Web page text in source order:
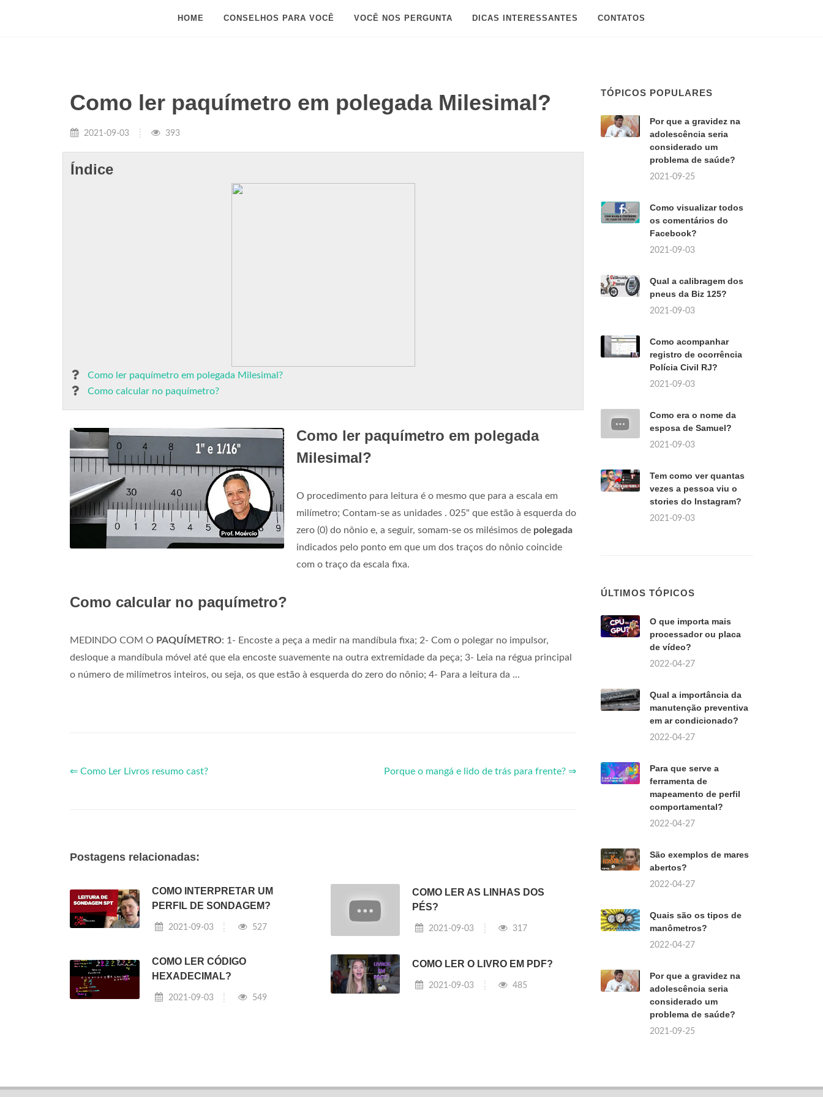
HOME CONSELHOS PARA VOCÊ VOCÊ NOS PERGUNTA DICAS INTERESSANTES CONTATOS
Como ler paquímetro em polegada Milesimal?
2021-09-03 393
Índice
Como ler paquímetro em polegada Milesimal?
Como calcular no paquímetro?
Como ler paquímetro em polegada
Milesimal?
O procedimento para leitura é o mesmo que para a escala em
milímetro; Contam-se as unidades . 025" que estão à esquerda do
zero (0) do nônio e, a seguir, somam-se os milésimos de polegada
indicados pelo ponto em que um dos traços do nônio coincide
com o traço da escala fixa.
Como calcular no paquímetro?
MEDINDO COM O PAQUÍMETRO: 1- Encoste a peça a medir na mandíbula fixa; 2- Com o polegar no impulsor,
desloque a mandíbula móvel até que ela encoste suavemente na outra extremidade da peça; 3- Leia na régua principal
o número de milímetros inteiros, ou seja, os que estão à esquerda do zero do nônio; 4- Para a leitura da ...
⇐ Como Ler Livros resumo cast? Porque o mangá e lido de trás para frente? ⇒
Postagens relacionadas:
COMO INTERPRETAR UM
PERFIL DE SONDAGEM?
2021-09-03 527
COMO LER AS LINHAS DOS
PÉS?
2021-09-03 317
COMO LER CÓDIGO
HEXADECIMAL?
2021-09-03 549
COMO LER O LIVRO EM PDF?
2021-09-03 485
TÓPICOS POPULARES
Por que a gravidez na
adolescência seria
considerado um
problema de saúde?
2021-09-25
Como visualizar todos
os comentários do
Facebook?
2021-09-03
Qual a calibragem dos
pneus da Biz 125?
2021-09-03
Como acompanhar
registro de ocorrência
Polícia Civil RJ?
2021-09-03
Como era o nome da
esposa de Samuel?
2021-09-03
Tem como ver quantas
vezes a pessoa viu o
stories do Instagram?
2021-09-03
ÚLTIMOS TÓPICOS
O que importa mais
processador ou placa
de vídeo?
2022-04-27
Qual a importância da
manutenção preventiva
em ar condicionado?
2022-04-27
Para que serve a
ferramenta de
mapeamento de perfil
comportamental?
2022-04-27
São exemplos de mares
abertos?
2022-04-27
Quais são os tipos de
manômetros?
2022-04-27
Por que a gravidez na
adolescência seria
considerado um
problema de saúde?
2021-09-25